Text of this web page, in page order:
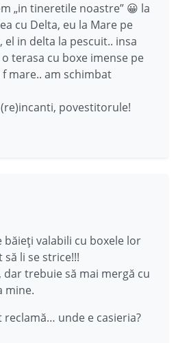
„in tineretile noastre” 😀 la
cu Delta, eu la Mare pe
in delta la pescuit.. insa
terasa cu boxe imense pe
mare.. am schimbat
povestitorule!
băieţi valabili cu boxele lor
li se strice!!!
dar trebuie să mai mergă cu
mine.
reclamă… unde e casieria?